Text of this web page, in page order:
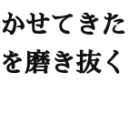
せてきた
磨き抜く